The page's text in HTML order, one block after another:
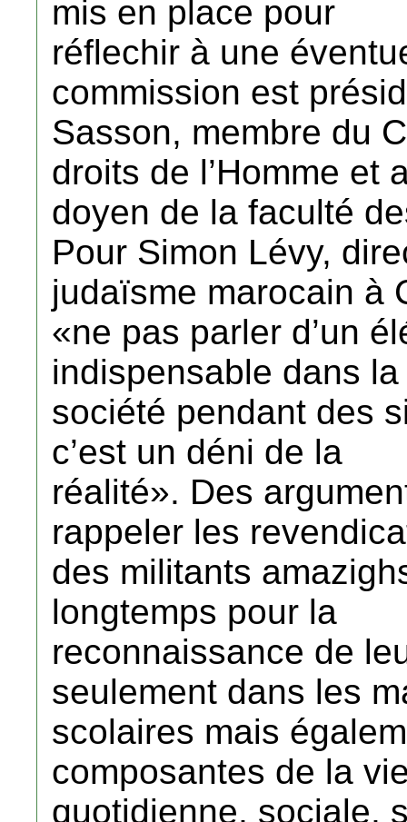
mis en place pour
réflechir à une
commission est
Sasson, membre du
droits de l’Homme et
doyen de la faculté
Pour Simon Lévy,
judaïsme marocain à
«ne pas parler d’un
indispensable dans la
société pendant des
c’est un déni de la
réalité». Des
rappeler les
des militants
longtemps pour la
reconnaissance de
seulement dans les
scolaires mais
composantes de la
quotidienne, sociale,